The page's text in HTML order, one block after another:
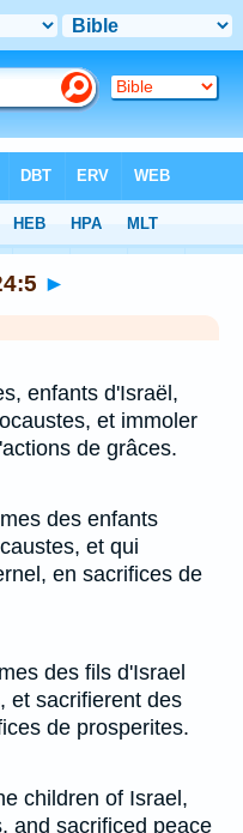
►
enfants d'Israël,
et immoler
de grâces.
des enfants
et qui
en sacrifices de
des fils d'Israel
et sacrifierent des
de prosperites.
children of Israel,
and sacrificed peace